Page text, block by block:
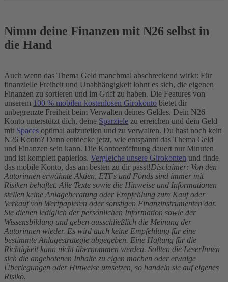
Nimm deine Finanzen mit N26 selbst in
die Hand
Auch wenn das Thema Geld manchmal abschreckend wirkt: Für
finanzielle Freiheit und Unabhängigkeit lohnt es sich, die eigenen
Finanzen zu sortieren und im Griff zu haben. Die Features von
unserem 100 % mobilen kostenlosen Girokonto bietet dir
unbegrenzte Freiheit beim Verwalten deines Geldes. Dein N26
Konto unterstützt dich, deine Sparziele zu erreichen und dein Geld
mit Spaces optimal aufzuteilen und zu verwalten. Du hast noch kein
N26 Konto? Dann entdecke jetzt, wie entspannt das Thema Geld
und Finanzen sein kann. Die Kontoeröffnung dauert nur Minuten
und ist komplett papierlos. Vergleiche unsere Girokonten und finde
das mobile Konto, das am besten zu dir passt!Disclaimer: Von den
Autorinnen erwähnte Aktien, ETFs und Fonds sind immer mit
Risiken behaftet. Alle Texte sowie die Hinweise und Informationen
stellen keine Anlageberatung oder Empfehlung zum Kauf oder
Verkauf von Wertpapieren oder sonstigen Finanzinstrumenten dar.
Sie dienen lediglich der persönlichen Information sowie der
Wissensbildung und geben ausschließlich die Meinung der
Autorinnen wieder. Es wird auch keine Empfehlung für eine
bestimmte Anlagestrategie abgegeben. Eine Haftung für die
Richtigkeit kann nicht übernommen werden. Sollten die LeserInnen
sich die angebotenen Inhalte zu eigen machen oder etwaige
Überlegungen oder Hinweise umsetzen, so handeln sie auf eigenes
Risiko.